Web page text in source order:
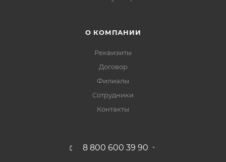
О КОМПАНИИ
Реквизиты
Договор
Филиалы
Сотрудники
Контакты
8 800 600 39 90